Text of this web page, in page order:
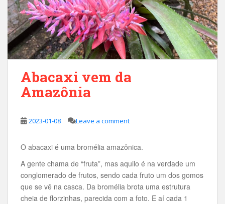
Abacaxi vem da
Amazônia
2023-01-08 Leave a comment
O abacaxi é uma bromélia amazônica.
A gente chama de “fruta”, mas aquilo é na verdade um
conglomerado de frutos, sendo cada fruto um dos gomos
que se vê na casca. Da bromélia brota uma estrutura
cheia de florzinhas, parecida com a foto. E aí cada 1